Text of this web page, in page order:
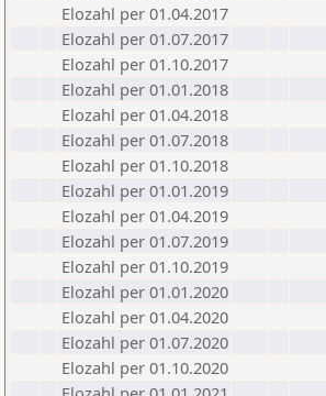
Elozahl per 01.04.2017
Elozahl per 01.07.2017
Elozahl per 01.10.2017
Elozahl per 01.01.2018
Elozahl per 01.04.2018
Elozahl per 01.07.2018
Elozahl per 01.10.2018
Elozahl per 01.01.2019
Elozahl per 01.04.2019
Elozahl per 01.07.2019
Elozahl per 01.10.2019
Elozahl per 01.01.2020
Elozahl per 01.04.2020
Elozahl per 01.07.2020
Elozahl per 01.10.2020